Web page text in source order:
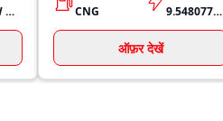
1.95 kW @ 2600 r/min
CNG
9.5480773400
ऑफ़र देखें